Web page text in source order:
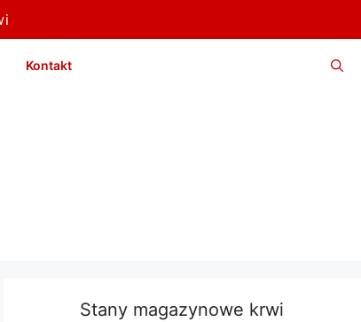
Kontakt
Stany magazynowe krwi